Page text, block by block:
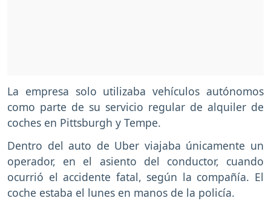
La empresa solo utilizaba vehículos autónomos
como parte de su servicio regular de alquiler de
coches en Pittsburgh y Tempe.
Dentro del auto de Uber viajaba únicamente un
operador, en el asiento del conductor, cuando
ocurrió el accidente fatal, según la compañía. El
coche estaba el lunes en manos de la policía.